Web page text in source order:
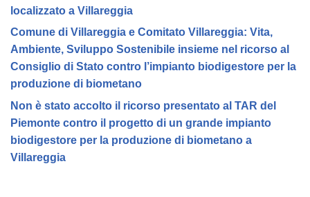
localizzato a Villareggia
Comune di Villareggia e Comitato Villareggia: Vita,
Ambiente, Sviluppo Sostenibile insieme nel ricorso al
Consiglio di Stato contro l’impianto biodigestore per la
produzione di biometano
Non è stato accolto il ricorso presentato al TAR del
Piemonte contro il progetto di un grande impianto
biodigestore per la produzione di biometano a
Villareggia